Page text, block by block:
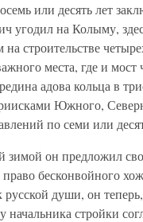
или десять лет
угодил на Колыму,
строительстве
места, где и
адова кольца в
Южного,
по семи или
он предложил
бесконвойного
души, он
стройки